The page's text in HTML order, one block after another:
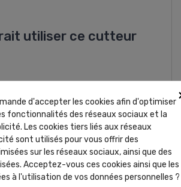
utiliser ce cutteur
les professionnels, mais
aux particuliers
à utiliser ?
d'accepter les cookies afin d'optimiser
fonctionnalités des réseaux sociaux et la
Les cookies tiers liés aux réseaux
sont utilisés pour vous offrir des
sur les réseaux sociaux, ainsi que des
Acceptez-vous ces cookies ainsi que les
à l'utilisation de vos données personnelles ?